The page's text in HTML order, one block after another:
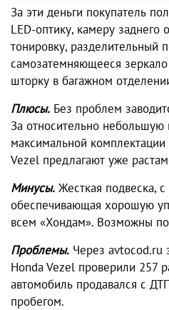
За эти деньги покупатель
LED-оптику, камеру заднего
тонировку, разделительный
самозатемняющееся
шторку в багажном
Плюсы. Без проблем
За относительно
максимальной
Vezel предлагают уже
Минусы. Жесткая подвеска,
обеспечивающая хорошую
всем «Хондам». Возможны
Проблемы. Через avtocod.ru
Honda Vezel проверили 257
автомобиль продавался с
пробегом.